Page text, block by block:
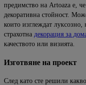
предимство на Artoaza е,
декоративна стойност.
които изглеждат
страхотна декорация за
качеството или визията.
Изготвяне на проект
След като сте решили